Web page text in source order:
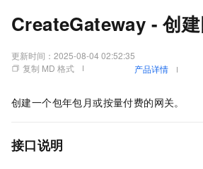
CreateGateway - 创
更新时间： 2025-08-04 02:52:35
复制 MD 格式
产品详情
创建一个包年包月或按量付费的网关。
接口说明